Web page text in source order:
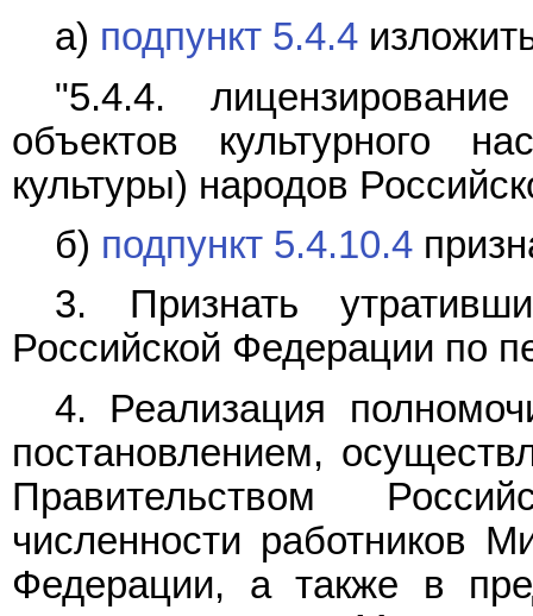
а) подпункт 5.4.4
"5.4.4.
объектов культурного
культуры) народов
б) подпункт 5.4.10.4
3. Признать
Российской Федерации по
4. Реализация
постановлением,
Правительством
численности работников
Федерации, а также в